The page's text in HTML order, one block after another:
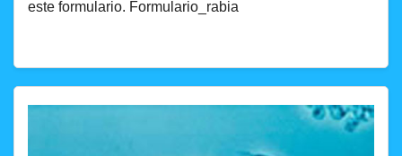
este formulario. Formulario_rabia